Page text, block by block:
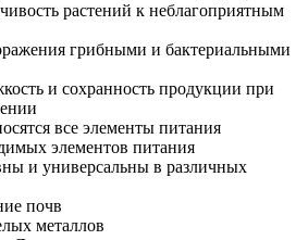
растений к неблагоприятным
грибными и бактериальными
и сохранность продукции при
все элементы питания
элементов питания
и универсальны в различных
почв
металлов